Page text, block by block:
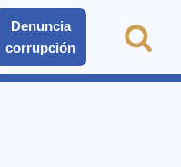
Denuncia
corrupción